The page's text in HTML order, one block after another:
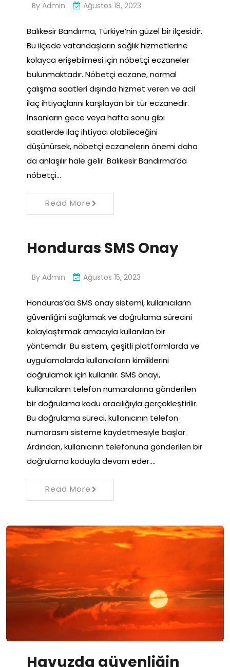
By Admin Ağustos 18, 2023
Balıkesir Bandırma, Türkiye’nin güzel bir ilçesidir.
Bu ilçede vatandaşların sağlık hizmetlerine
kolayca erişebilmesi için nöbetçi eczaneler
bulunmaktadır. Nöbetçi eczane, normal
çalışma saatleri dışında hizmet veren ve acil
ilaç ihtiyaçlarını karşılayan bir tür eczanedir.
İnsanların gece veya hafta sonu gibi
saatlerde ilaç ihtiyacı olabileceğini
düşünürsek, nöbetçi eczanelerin önemi daha
da anlaşılır hale gelir. Balıkesir Bandırma’da
nöbetçi…
Read More
Honduras SMS Onay
By Admin Ağustos 15, 2023
Honduras’da SMS onay sistemi, kullanıcıların
güvenliğini sağlamak ve doğrulama sürecini
kolaylaştırmak amacıyla kullanılan bir
yöntemdir. Bu sistem, çeşitli platformlarda ve
uygulamalarda kullanıcıların kimliklerini
doğrulamak için kullanılır. SMS onayı,
kullanıcıların telefon numaralarına gönderilen
bir doğrulama kodu aracılığıyla gerçekleştirilir.
Bu doğrulama süreci, kullanıcının telefon
numarasını sisteme kaydetmesiyle başlar.
Ardından, kullanıcının telefonuna gönderilen bir
doğrulama koduyla devam eder.…
Read More
Havuzda güvenliğin